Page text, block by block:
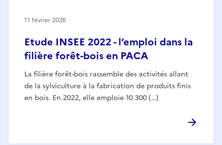
Etude INSEE 2022 - l’emploi dans la
filière forêt-bois en PACA
La filière forêt-bois rassemble des activités allant
de la sylviculture à la fabrication de produits finis
en bois. En 2022, elle emploie 10 300 (…)
11 février 2026